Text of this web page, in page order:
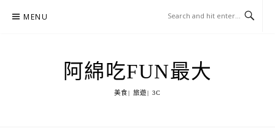
MENU
阿綿吃FUN最大
美食| 旅遊| 3C